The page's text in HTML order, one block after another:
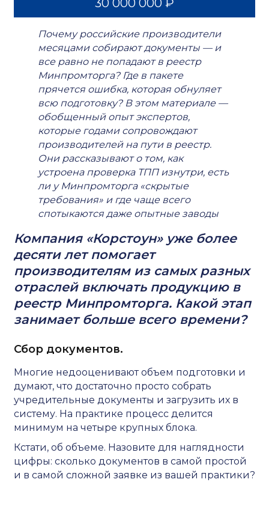
30 000 000 ₽
Почему российские производители
месяцами собирают документы — и
все равно не попадают в реестр
Минпромторга? Где в пакете
прячется ошибка, которая обнуляет
всю подготовку? В этом материале —
обобщенный опыт экспертов,
которые годами сопровождают
производителей на пути в реестр.
Они рассказывают о том, как
устроена проверка ТПП изнутри, есть
ли у Минпромторга «скрытые
требования» и где чаще всего
спотыкаются даже опытные заводы
Компания «Корстоун» уже более
десяти лет помогает
производителям из самых разных
отраслей включать продукцию в
реестр Минпромторга. Какой этап
занимает больше всего времени?
Сбор документов.
Многие недооценивают объем подготовки и
думают, что достаточно просто собрать
учредительные документы и загрузить их в
систему. На практике процесс делится
минимум на четыре крупных блока.
Кстати, об объеме. Назовите для наглядности
цифры: сколько документов в самой простой
и в самой сложной заявке из вашей практики?